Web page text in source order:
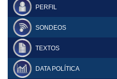
PERFIL
SONDEOS
TEXTOS
DATA POLÍTICA